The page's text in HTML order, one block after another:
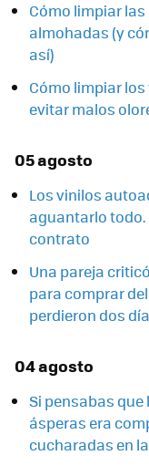
Cómo limpiar
almohadas (y
así)
Cómo limpiar
evitar malos
05 agosto
Los vinilos
aguantarlo todo.
contrato
Una pareja
para comprar
perdieron dos
04 agosto
Si pensabas
ásperas era
cucharadas en